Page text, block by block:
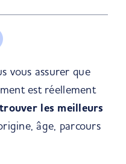
vous assurer que
est réellement
les meilleurs
âge, parcours